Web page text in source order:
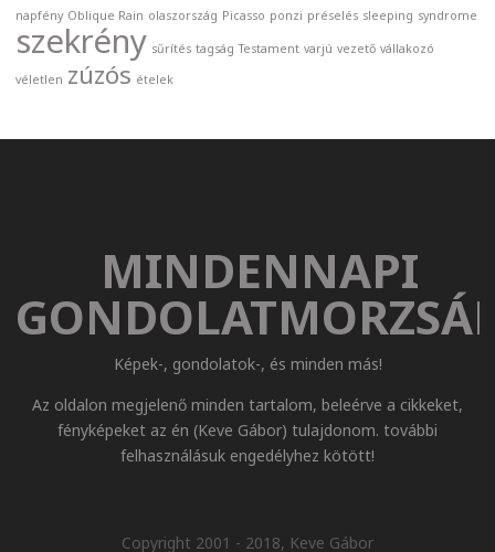
napfény Oblique Rain olaszország Picasso ponzi préselés sleeping syndrome
szekrény sűrítés tagság Testament varjú vezető vállakozó
véletlen zúzós ételek
MINDENNAPI
Képek-, gondolatok-, és minden más!
Az oldalon megjelenő minden tartalom, beleérve a cikkeket,
fényképeket az én (Keve Gábor) tulajdonom. további
felhasználásuk engedélyhez kötött!
Copyright 2001 - 2018, Keve Gábor